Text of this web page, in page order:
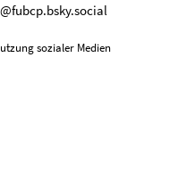
sozialer Medien